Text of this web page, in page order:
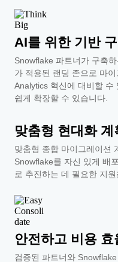
AI를 위한 기반
Snowflake 파트너가 구축
가 적용된 랜딩 존으로 마
Analytics 혁신에 대비할 수
쉽게 확장할 수 있습니다.
맞춤형 현대화 계
맞춤형 종합 마이그레이션
Snowflake를 자신 있게 배
로 추진하는 데 필요한 지원
안전하고 비용
검증된 파트너와